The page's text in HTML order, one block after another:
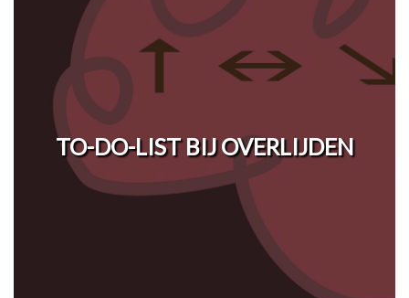
TO-DO-LIST BIJ OVERLIJDEN